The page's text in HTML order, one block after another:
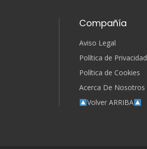
Compañía
Aviso Legal
Política de Privacidad
Política de Cookies
Acerca De Nosotros
Volver ARRIBA